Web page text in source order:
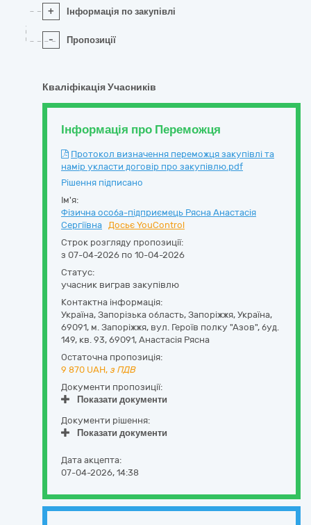
+ Інформація по закупівлі
- Пропозиції
Кваліфікація Учасників
Інформація про Переможця
Протокол визначення переможця закупівлі та
намір укласти договір про закупівлю.pdf
Рішення підписано
Ім'я:
Фізична особа-підприємець Рясна Анастасія
Сергіївна Досьє YouControl
Строк розгляду пропозиції:
з 07-04-2026 по 10-04-2026
Статус:
учасник виграв закупівлю
Контактна інформація:
Україна, Запорізька область, Запоріжжя, Україна,
69091, м. Запоріжжя, вул. Героїв полку "Азов", буд.
149, кв. 93, 69091, Анастасія Рясна
Остаточна пропозиція:
9 870 UAH, з ПДВ
Документи пропозиції:
Показати документи
Документи рішення:
Показати документи
Дата акцепта:
07-04-2026, 14:38